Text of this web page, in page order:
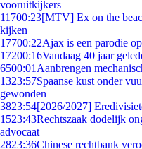
vooruitkijkers
11700:23[MTV] Ex on the
kijken
17700:22Ajax is een parodie
17200:16Vandaag 40 jaar
6500:01 Aanbrengen
1323:57Spaanse kust onder
gewonden
3823:54[2026/2027]
1523:43Rechtszaak dodelijk
advocaat
2823:36Chinese rechtbank